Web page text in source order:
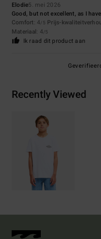
Elodie5. mei 2026
Good, but not excellent, as I
Comfort: 4/5 Prijs-
Materiaal: 4/5
Ik raad dit product aan
Recently Viewed